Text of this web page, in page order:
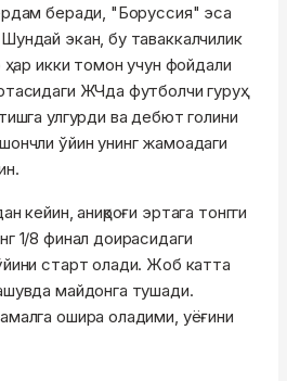
беради, "Боруссия" эса
экан, бу таваккалчилик
ҳар икки томон учун фойдали
ЖЧда футболчи гуруҳ
улгурди ва дебют голини
ўйин унинг жамоадаги
кейин, аниқроғи эртага тонгги
1/8 финал доирасидаги
старт олади. Жоб катта
майдонга тушади.
ошира оладими, уёғини